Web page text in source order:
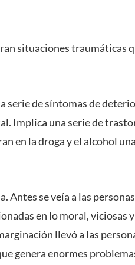
situaciones traumáticas
serie de síntomas de
Implica una serie de
en la droga y el alcohol
Antes se veía a las
en lo moral, viciosas
llevó a las
genera enormes